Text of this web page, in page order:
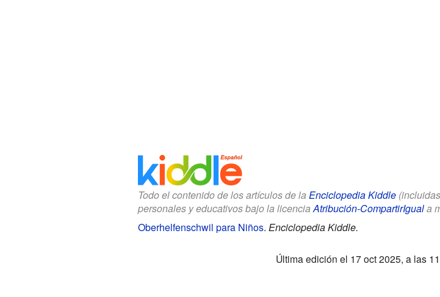
Todo el contenido de los artículos de la Enciclopedia Kiddle
personales y educativos bajo la licencia Atribución-CompartirIguala
Oberhelfenschwil para Niños. Enciclopedia Kiddle.
Última edición el 17 oct 2025, a las